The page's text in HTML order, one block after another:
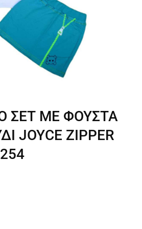
ΣΕΤ ΜΕ ΦΟΥΣΤΑ
JOYCE ZIPPER